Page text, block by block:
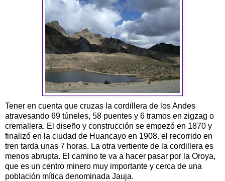
Tener en cuenta que cruzas la cordillera de los Andes
atravesando 69 túneles, 58 puentes y 6 tramos en zigzag o
cremallera. El diseño y construcción se empezó en 1870 y
finalizó en la ciudad de Huancayo en 1908. el recorrido en
tren tarda unas 7 horas. La otra vertiente de la cordillera es
menos abrupta. El camino te va a hacer pasar por la Oroya,
que es un centro minero muy importante y cerca de una
población mítica denominada Jauja.